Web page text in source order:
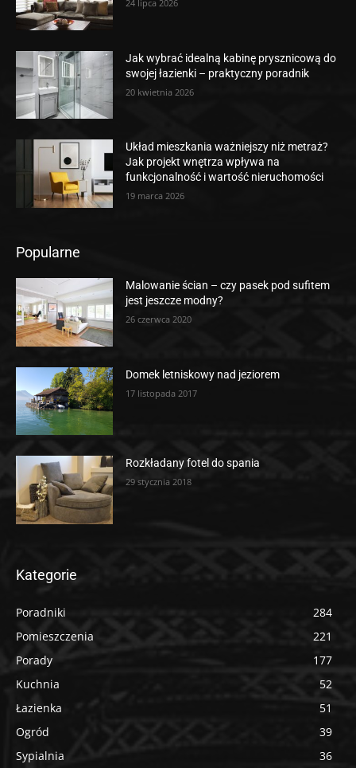
24 lipca 2026
Jak wybrać idealną kabinę prysznicową do
swojej łazienki – praktyczny poradnik
20 kwietnia 2026
Układ mieszkania ważniejszy niż metraż?
Jak projekt wnętrza wpływa na
funkcjonalność i wartość nieruchomości
19 marca 2026
Popularne
Malowanie ścian – czy pasek pod sufitem
jest jeszcze modny?
26 czerwca 2020
Domek letniskowy nad jeziorem
17 listopada 2017
Rozkładany fotel do spania
29 stycznia 2018
Kategorie
Poradniki
284
Pomieszczenia
221
Porady
177
Kuchnia
52
Łazienka
51
Ogród
39
Sypialnia
36